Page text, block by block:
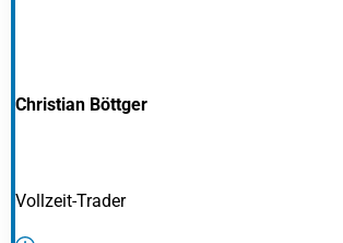
Christian Böttger
Vollzeit-Trader